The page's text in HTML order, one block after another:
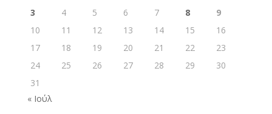
3
4 5 6 7 8
9
10
11 12 13 14 15
16
17
18 19 20 21 22
23
24
25 26 27 28 29
30
31
« Ιούλ